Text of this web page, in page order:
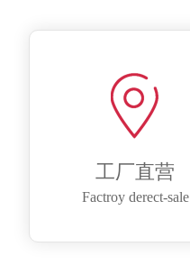
工厂直营
Factroy derect-sale